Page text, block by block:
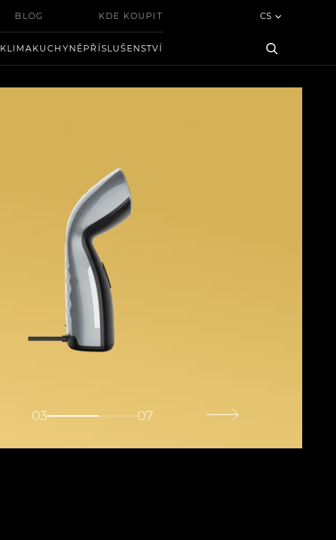
BLOG KDE KOUPIT
KLIMAKUCHYNĚPŘÍSLUŠENSTVÍ
CS
03 07